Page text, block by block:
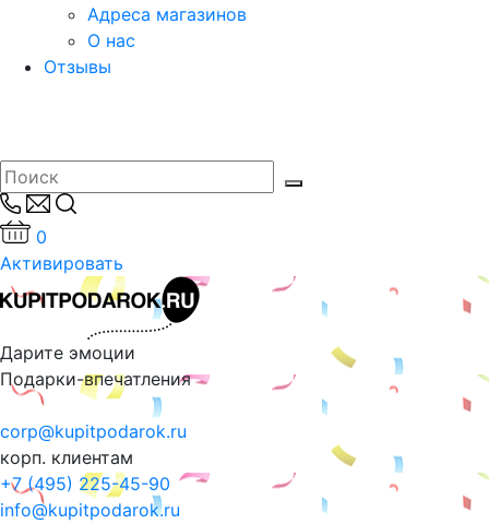
Адреса магазинов
О нас
Отзывы
0
Активировать
Дарите эмоции
Подарки-впечатления
corp@kupitpodarok.ru
корп. клиентам
+7 (495) 225-45-90
info@kupitpodarok.ru